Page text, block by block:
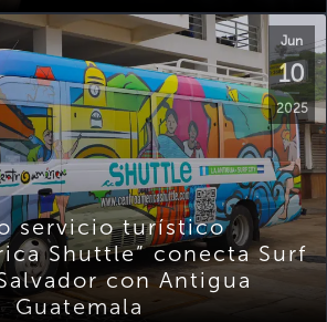
Jun
10
2025
servicio turístico
Shuttle” conecta Surf
con Antigua
Guatemala